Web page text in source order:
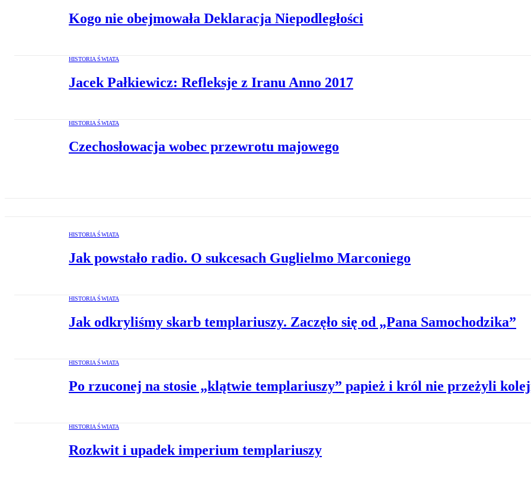
Kogo nie obejmowała Deklaracja Niepodległości
HISTORIA ŚWIATA
Jacek Pałkiewicz: Refleksje z Iranu Anno 2017
HISTORIA ŚWIATA
Czechosłowacja wobec przewrotu majowego
HISTORIA ŚWIATA
Jak powstało radio. O sukcesach Guglielmo Marconiego
HISTORIA ŚWIATA
Jak odkryliśmy skarb templariuszy. Zaczęło się od „Pana Samochodzika”
HISTORIA ŚWIATA
Po rzuconej na stosie „klątwie templariuszy” papież i król nie przeżyli
HISTORIA ŚWIATA
Rozkwit i upadek imperium templariuszy